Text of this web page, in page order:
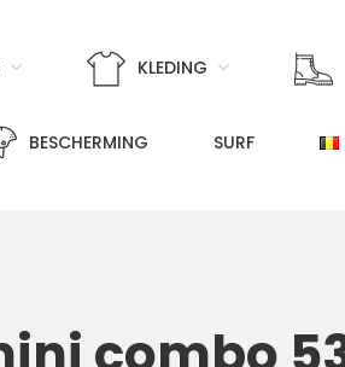
KLEDING
BESCHERMING SURF